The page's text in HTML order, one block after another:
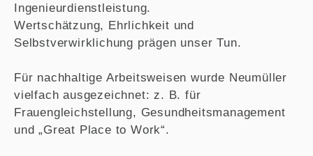
Ingenieurdienstleistung.
Wertschätzung, Ehrlichkeit und
Selbstverwirklichung prägen unser Tun.
Für nachhaltige Arbeitsweisen wurde Neumüller
vielfach ausgezeichnet: z. B. für
Frauengleichstellung, Gesundheitsmanagement
und „Great Place to Work“.